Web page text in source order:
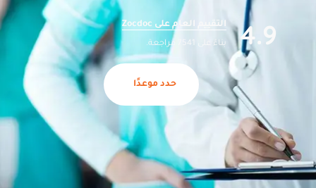
4.9 التقييم العام على Zocdoc
بناءً على 7541 مراجعة.
حدد موعدًا